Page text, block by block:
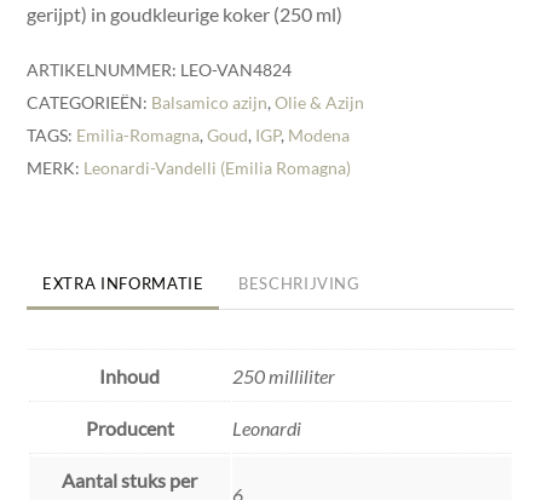
gerijpt) in goudkleurige koker (250 ml)
ARTIKELNUMMER: LEO-VAN4824
CATEGORIEËN: Balsamico azijn,Olie & Azijn
TAGS: Emilia-Romagna,Goud, IGP, Modena
MERK: Leonardi-Vandelli (Emilia Romagna)
EXTRA INFORMATIE BESCHRIJVING
Inhoud 250 milliliter
Producent Leonardi
Aantal stuks per
6